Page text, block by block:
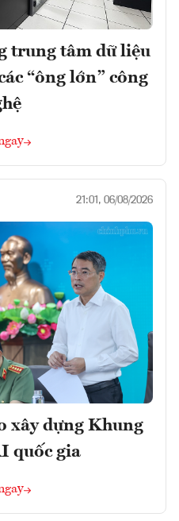
trung tâm dữ liệu
“ông lớn” công
21:01, 06/08/2026
xây dựng Khung
quốc gia